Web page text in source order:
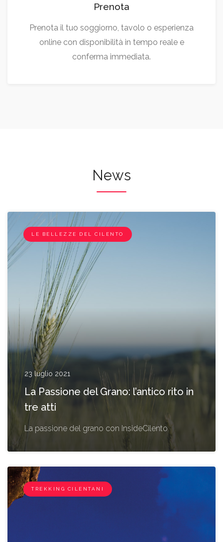
Prenota
Prenota il tuo soggiorno, tavolo o esperienza
online con disponibilità in tempo reale e
conferma immediata.
News
LE BELLEZZE DEL CILENTO
23 luglio 2021
La Passione del Grano: l’antico rito in
tre atti
La passione del grano con InsideCilento
I BORGHI
TREKKING CILENTANI